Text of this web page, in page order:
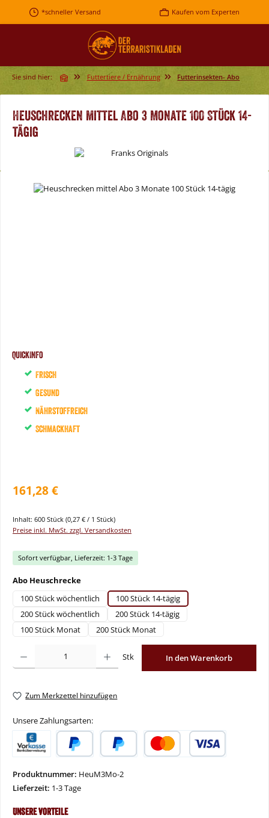
Zum Hauptinhalt springen
*schneller Versand Kaufen vom Experten
Sie sind hier: Futtertiere / Ernährung Futterinsekten- Abo
Heuschrecken mittel Abo 3 Monate 100 Stück 14-
tägig
Bildergalerie überspringen
QuickInfo
Frisch
Gesund
Nährstoffreich
Schmackhaft
161,28 €
Inhalt: 600 Stück (0,27 € / 1 Stück)
Preise inkl. MwSt. zzgl. Versandkosten
Sofort verfügbar, Lieferzeit: 1-3 Tage
Abo Heuschreckeauswählen
100 Stück wöchentlich
100 Stück 14-tägig
200 Stück wöchentlich
200 Stück 14-tägig
100 Stück Monat
200 Stück Monat
Stk In den Warenkorb
Zum Merkzettel hinzufügen
Unsere Zahlungsarten:
Produktnummer: HeuM3Mo-2
Lieferzeit: 1-3 Tage
Unsere Vorteile